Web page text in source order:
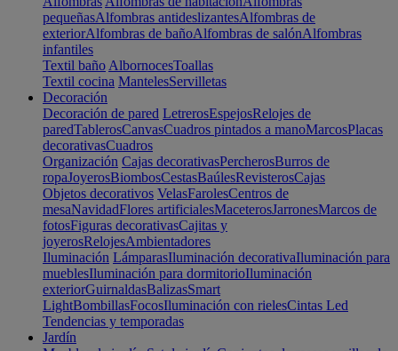
pequeñasAlfombras antideslizantesAlfombras de
exteriorAlfombras de bañoAlfombras de salónAlfombras
infantiles
Textil baño AlbornocesToallas
Textil cocina MantelesServilletas
Decoración
Decoración de pared LetrerosEspejosRelojes de
paredTablerosCanvasCuadros pintados a manoMarcosPlacas
decorativasCuadros
Organización Cajas decorativasPercherosBurros de
ropaJoyerosBiombosCestasBaúlesRevisterosCajas
Objetos decorativos VelasFarolesCentros de
mesaNavidadFlores artificialesMaceterosJarronesMarcos de
fotosFiguras decorativasCajitas y
joyerosRelojesAmbientadores
Iluminación LámparasIluminación decorativaIluminación para
mueblesIluminación para dormitorioIluminación
exteriorGuirnaldasBalizasSmart
LightBombillasFocosIluminación con rielesCintas Led
Tendencias y temporadas
Jardín